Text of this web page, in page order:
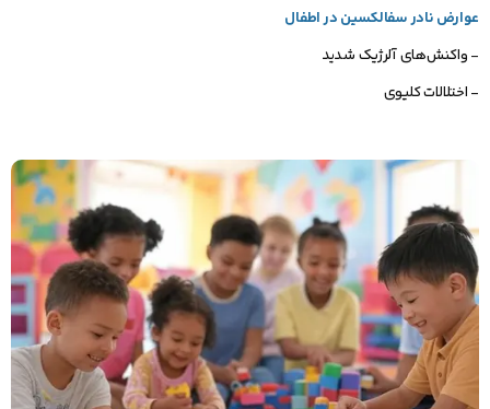
عوارض نادر سفالکسین در اطفال
- واکنش‌های آلرژیک شدید
- اختلالات کلیوی